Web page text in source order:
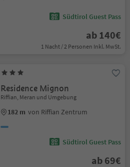
Südtirol Guest Pass
ab 140€
1 Nacht / 2 Personen Inkl. MwSt.
Residence Mignon
Riffian, Meran und Umgebung
182 m von Riffian Zentrum
Südtirol Guest Pass
ab 69€